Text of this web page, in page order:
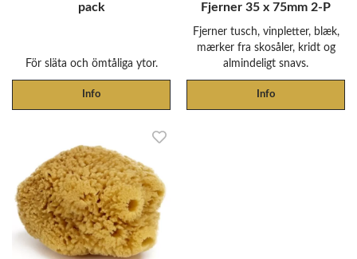
pack
För släta och ömtåliga ytor.
Info
Fjerner 35 x 75mm 2-P
Fjerner tusch, vinpletter, blæk,
mærker fra skosåler, kridt og
almindeligt snavs.
Info